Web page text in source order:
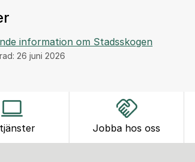
information om Stadsskogen
26 juni 2026
Jobba hos oss